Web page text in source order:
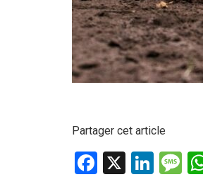
Partager cet article
F
X
Li
M